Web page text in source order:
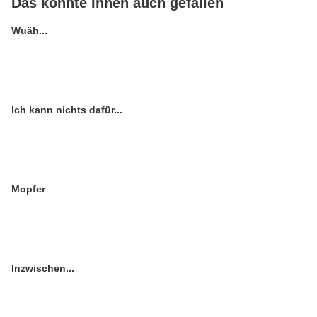
Wuäh...
Ich kann nichts dafür...
Mopfer
Inzwischen...